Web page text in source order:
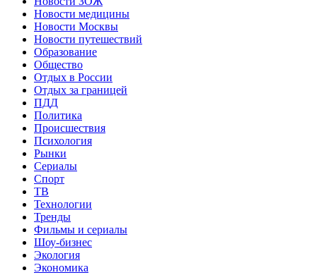
Новости медицины
Новости Москвы
Новости путешествий
Образование
Общество
Отдых в России
Отдых за границей
ПДД
Политика
Происшествия
Психология
Рынки
Сериалы
Спорт
ТВ
Технологии
Тренды
Фильмы и сериалы
Шоу-бизнес
Экология
Экономика